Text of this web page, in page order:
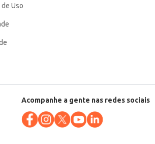
Uso
Acompanhe a gente nas redes sociais